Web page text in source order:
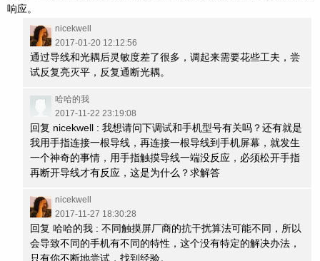
响应。
nicekwell
2017-01-20 12:12:56
通过导线和光耦后灵敏度差了很多，调起来需要花些工夫，尝
试反复亮灭平，反复通断光耦。
哈哈的我
2017-11-22 23:19:08
回复 nicekwell : 我想请问下调试和手机型号有关吗？还有就是
我用手指连接一根导线，再连接一根导线到手机屏幕，就发生
一个神奇的事情，用手指触摸导线一端没反应，必须松开手指
再断开导线才有反应，这是为什么？求解答
nicekwell
2017-11-27 18:30:28
回复 哈哈的我 : 不同触摸屏厂商的抗干扰算法可能不同，所以
会导致不同的手机有不同的特性，这个没有特定的解决办法，
只有你不断地尝试，找到经验。